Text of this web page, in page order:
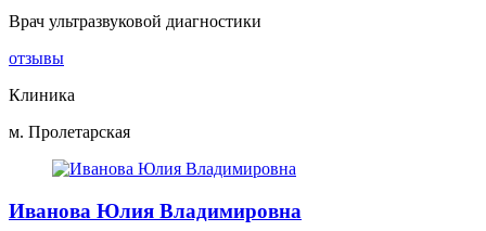
Врач ультразвуковой диагностики
отзывы
Клиника
м. Пролетарская
Иванова Юлия Владимировна